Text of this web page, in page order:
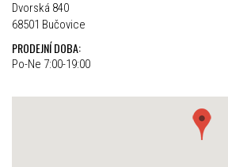
Dvorská 840
68501 Bučovice
PRODEJNÍ DOBA:
Po-Ne 7:00-19:00